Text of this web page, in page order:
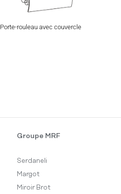
Porte-rouleau avec couvercle
Groupe MRF
Serdaneli
Margot
Miroir Brot